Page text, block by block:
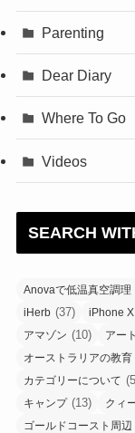
Parenting
Dear Diary
Where To Go
Videos
SEARCH
Anovaで低温真空調理
iHerb (37) iPhone X
アマゾン (10) アート
オーストラリアの教育
カテゴリーについて
キャンプ(13) クィ
ゴールドコースト周辺